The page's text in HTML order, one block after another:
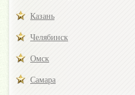
Казань
Челябинск
Омск
Самара